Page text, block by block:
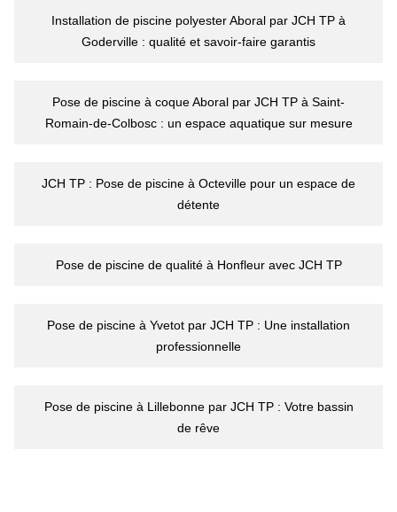
Installation de piscine polyester Aboral par JCH TP à
Goderville : qualité et savoir-faire garantis
Pose de piscine à coque Aboral par JCH TP à Saint-
Romain-de-Colbosc : un espace aquatique sur mesure
JCH TP : Pose de piscine à Octeville pour un espace de
détente
Pose de piscine de qualité à Honfleur avec JCH TP
Pose de piscine à Yvetot par JCH TP : Une installation
professionnelle
Pose de piscine à Lillebonne par JCH TP : Votre bassin
de rêve